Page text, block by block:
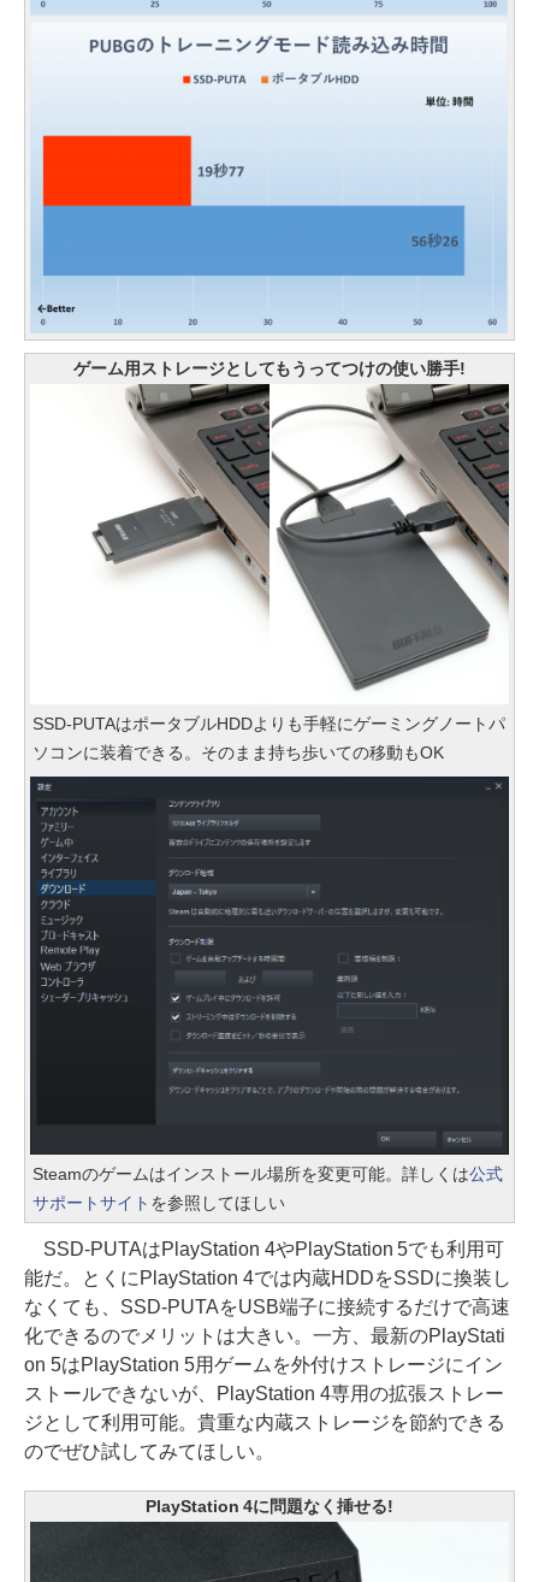
ゲーム用ストレージとしてもうってつけの使い勝手!
SSD-PUTAはポータブルHDDよりも手軽にゲーミングノートパ
ソコンに装着できる。そのまま持ち歩いての移動もOK
Steamのゲームはインストール場所を変更可能。詳しくは公式
サポートサイト を参照してほしい
SSD-PUTAはPlayStation 4やPlayStation 5でも利用可
能だ。とくにPlayStation 4では内蔵HDDをSSDに換装し
なくても、SSD-PUTAをUSB端子に接続するだけで高速
化できるのでメリットは大きい。一方、最新のPlayStati
on 5はPlayStation 5用ゲームを外付けストレージにイン
ストールできないが、PlayStation 4専用の拡張ストレー
ジとして利用可能。貴重な内蔵ストレージを節約できる
のでぜひ試してみてほしい。
PlayStation 4に問題なく挿せる!